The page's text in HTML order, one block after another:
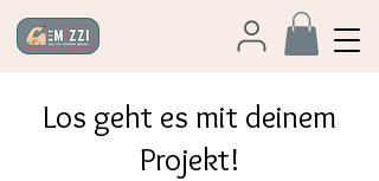
Los geht es mit deinem
Projekt!